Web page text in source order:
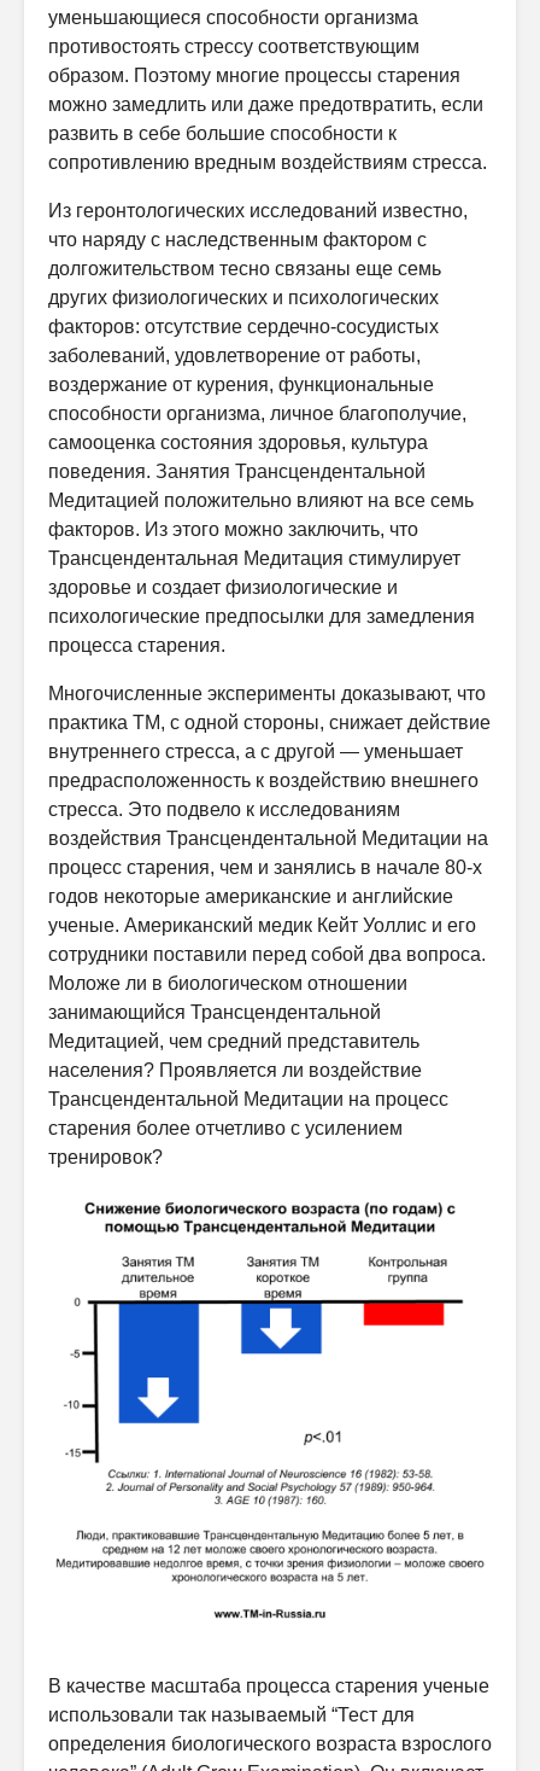
уменьшающиеся способности организма
противостоять стрессу соответствующим
образом. Поэтому многие процессы старения
можно замедлить или даже предотвратить, если
развить в себе большие способности к
сопротивлению вредным воздействиям стресса.
Из геронтологических исследований известно,
что наряду с наследственным фактором с
долгожительством тесно связаны еще семь
других физиологических и психологических
факторов: отсутствие сердечно-сосудистых
заболеваний, удовлетворение от работы,
воздержание от курения, функциональные
способности организма, личное благополучие,
самооценка состояния здоровья, культура
поведения. Занятия Трансцендентальной
Медитацией положительно влияют на все семь
факторов. Из этого можно заключить, что
Трансцендентальная Медитация стимулирует
здоровье и создает физиологические и
психологические предпосылки для замедления
процесса старения.
Многочисленные эксперименты доказывают, что
практика ТМ, с одной стороны, снижает действие
внутреннего стресса, а с другой — уменьшает
предрасположенность к воздействию внешнего
стресса. Это подвело к исследованиям
воздействия Трансцендентальной Медитации на
процесс старения, чем и занялись в начале 80-х
годов некоторые американские и английские
ученые. Американский медик Кейт Уоллис и его
сотрудники поставили перед собой два вопроса.
Моложе ли в биологическом отношении
занимающийся Трансцендентальной
Медитацией, чем средний представитель
населения? Проявляется ли воздействие
Трансцендентальной Медитации на процесс
старения более отчетливо с усилением
тренировок?
В качестве масштаба процесса старения ученые
использовали так называемый “Тест для
определения биологического возраста взрослого